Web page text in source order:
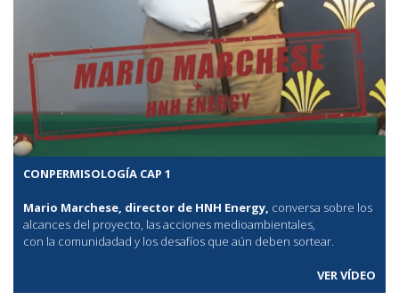
CONPERMISOLOGÍA CAP 1
Mario Marchese, director de HNH Energy, conversa sobre los
alcances del proyecto, las acciones medioambientales,
con la comunidadad y los desafíos que aún deben sortear.
VER VÍDEO